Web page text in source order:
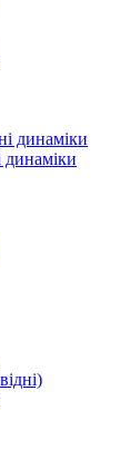
динаміки
динаміки